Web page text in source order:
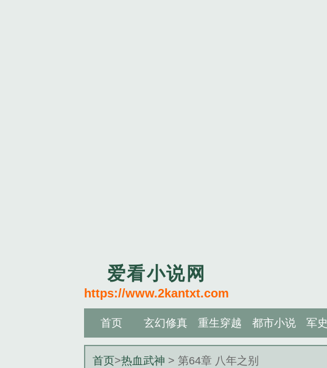
爱看小说网
https://www.2kantxt.com
首页 玄幻修真 重生穿越 都市小说 军
首页>热血武神 > 第64章 八年之别